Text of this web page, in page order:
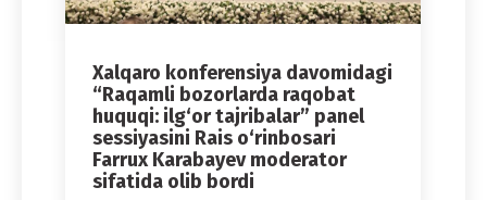
Xalqaro konferensiya davomidagi
“Raqamli bozorlarda raqobat
huquqi: ilg‘or tajribalar” panel
sessiyasini Rais o‘rinbosari
Farrux Karabayev moderator
sifatida olib bordi